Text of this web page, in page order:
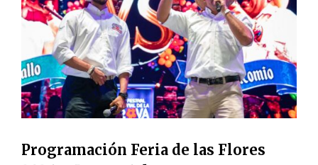
Programación Feria de las Flores